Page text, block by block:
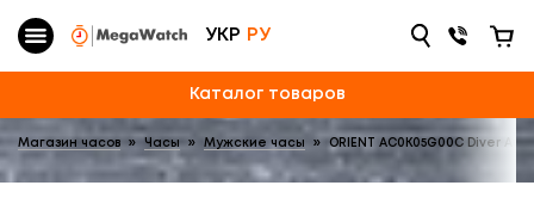
УКР РУ
Каталог товаров
Магазин часов » Часы » Мужские часы » ORIENT AC0K05G00C Diver